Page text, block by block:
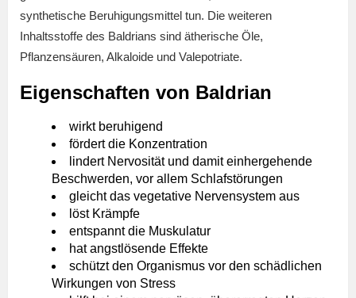
synthetische Beruhigungsmittel tun. Die weiteren
Inhaltsstoffe des Baldrians sind ätherische Öle,
Pflanzensäuren, Alkaloide und Valepotriate.
Eigenschaften von Baldrian
wirkt beruhigend
fördert die Konzentration
lindert Nervosität und damit einhergehende
Beschwerden, vor allem Schlafstörungen
gleicht das vegetative Nervensystem aus
löst Krämpfe
entspannt die Muskulatur
hat angstlösende Effekte
schützt den Organismus vor den schädlichen
Wirkungen von Stress